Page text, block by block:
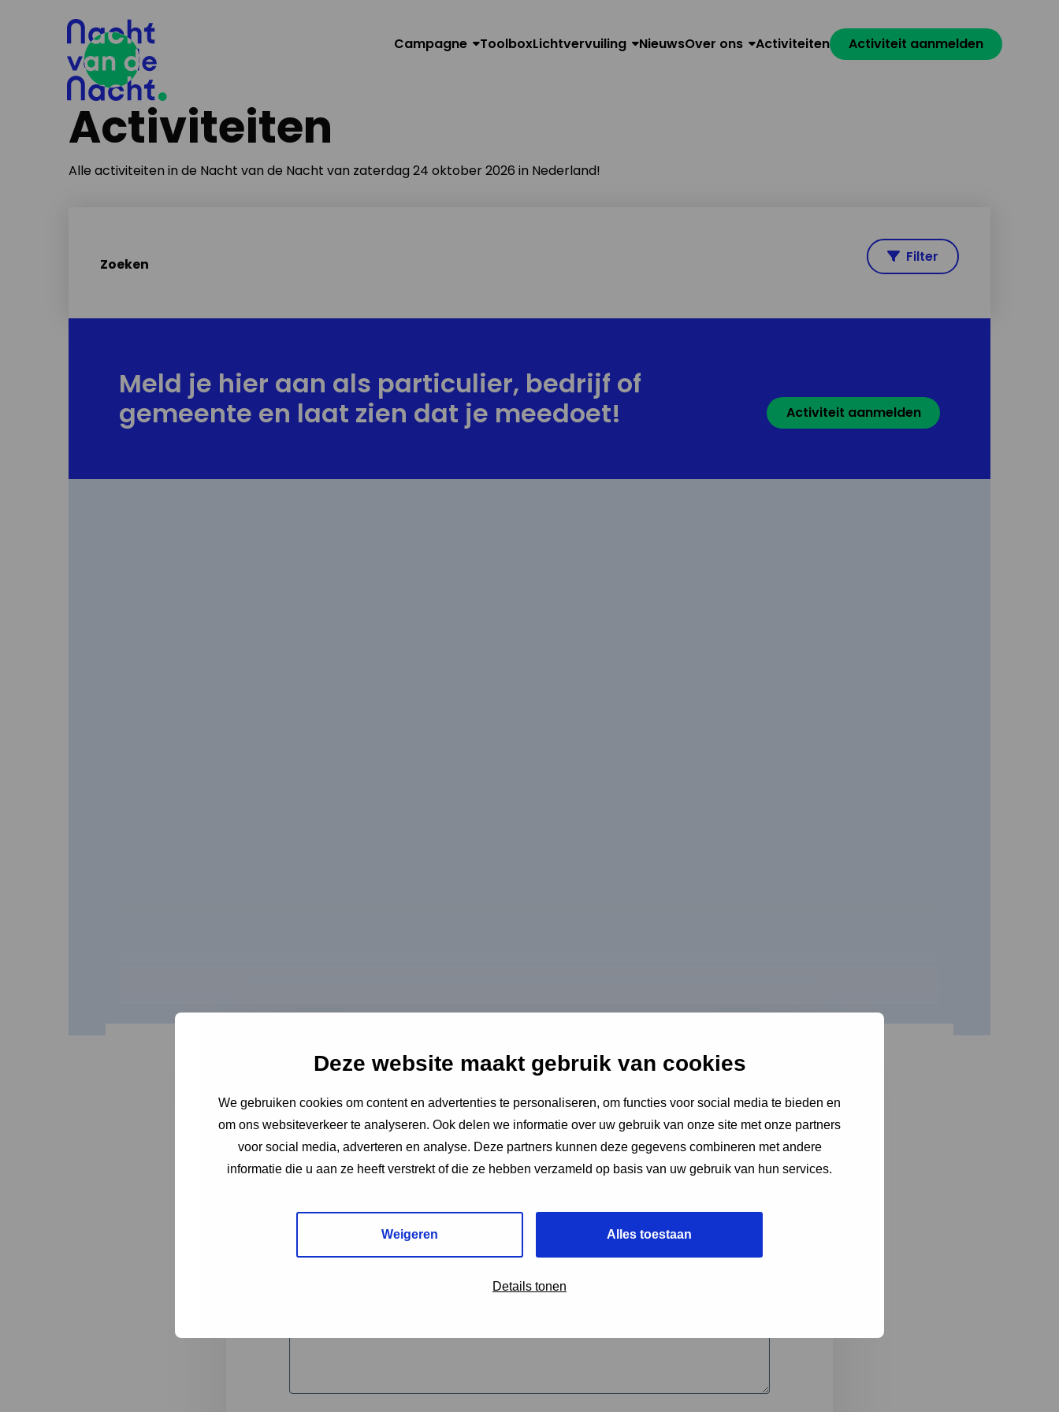
Deze website maakt gebruik van cookies
We gebruiken cookies om content en advertenties te personaliseren, om functies voor social media te bieden en
om ons websiteverkeer te analyseren. Ook delen we informatie over uw gebruik van onze site met onze partners
voor social media, adverteren en analyse. Deze partners kunnen deze gegevens combineren met andere
informatie die u aan ze heeft verstrekt of die ze hebben verzameld op basis van uw gebruik van hun services.
Weigeren Alles toestaan
Details tonen
Campagne ToolboxLichtvervuiling NieuwsOver ons Activiteiten Activiteit aanmelden
Activiteiten
Alle activiteiten in de Nacht van de Nacht van zaterdag 24 oktober 2026 in Nederland!
Zoeken Filter
Meld je hier aan als particulier, bedrijf of
gemeente en laat zien dat je meedoet!
Activiteit aanmelden
"* " geeft vereiste velden aan
1 2
3
Volledige omschrijving*